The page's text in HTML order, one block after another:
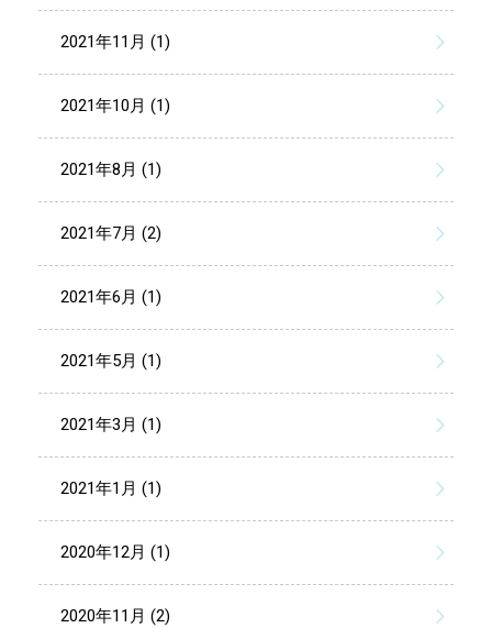
2021年11月 (1)
2021年10月 (1)
2021年8月 (1)
2021年7月 (2)
2021年6月 (1)
2021年5月 (1)
2021年3月 (1)
2021年1月 (1)
2020年12月 (1)
2020年11月 (2)